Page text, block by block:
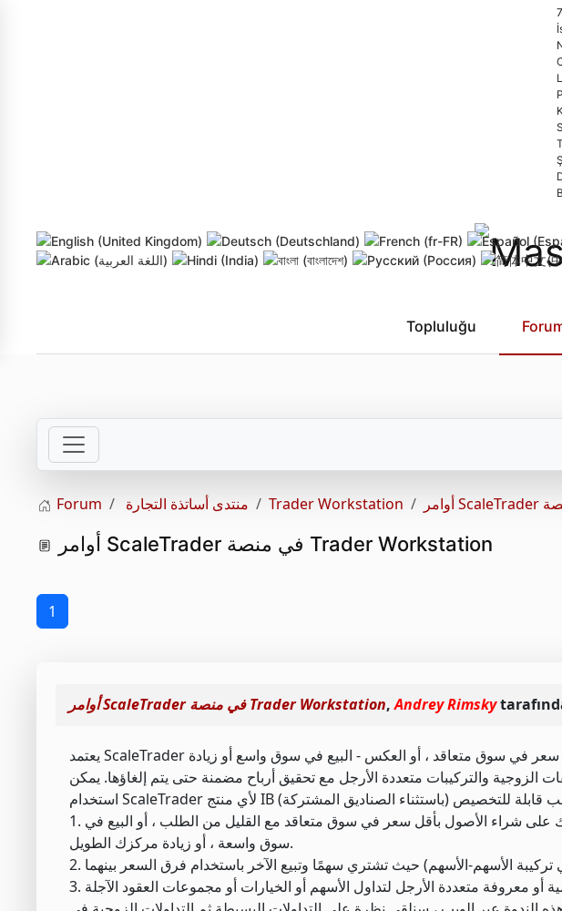
Topluluğu
Forum منتدى أساتذة التجارة Trader Workstation
أوامر ScaleTrader في منصة Trader Workstation
1
أوامر ScaleTrader في منصة Trader Workstation,Andrey Rimsky
يعتمد ScaleTrader على مبدأ شراء الأسهم أثناء انخفاضها أو شرائها للأصول بأقل سعر في سوق متعاقد ، أو العكس - البيع في سوق واسع أو زيادة
والتركيبات متعددة الأرجل مع تحقيق أرباح مضمنة حتى يتم إلغاؤها. يمكن
1. بسيط - قم بإنشاء صفقة بسيطة على أساس منفصل يساعدك على شراء الأصول بأقل سعر في سوق متعاقد مع القليل من الطلب ، أو البيع في
سوق واسعة ، أو زيادة مركزك الطويل.